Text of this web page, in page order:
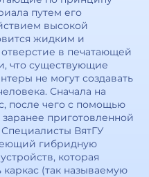
путем его
высокой
жидким и
в печатающей
что существующие
не могут создавать
Сначала на
после чего с помощью
приготовленной
ВятГУ
гибридную
которая
каркас (так называемую